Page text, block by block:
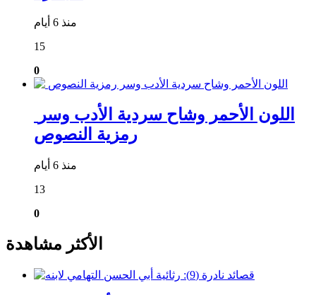
منذ 6 أيام
15
0
رمزية النصوص
منذ 6 أيام
13
0
الأكثر مشاهدة